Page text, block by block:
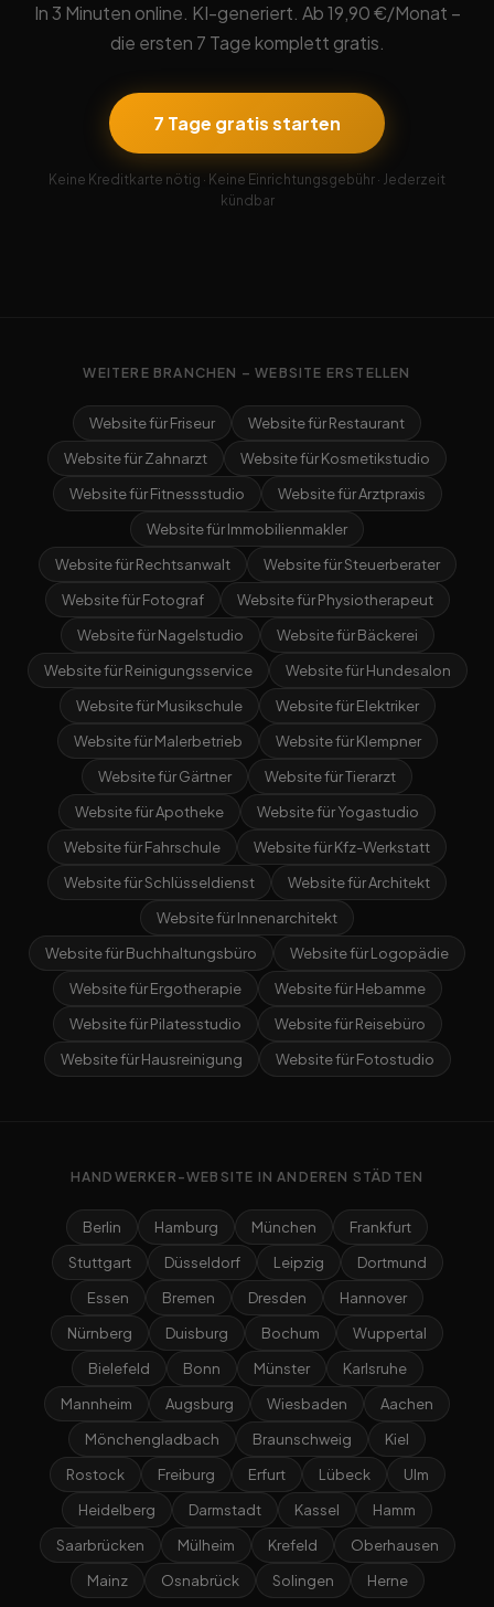
In 3 Minuten online. KI-generiert. Ab 19,90 €/Monat –
die ersten 7 Tage komplett gratis.
7 Tage gratis starten
Keine Kreditkarte nötig · Keine Einrichtungsgebühr · Jederzeit
kündbar
WEITERE BRANCHEN – WEBSITE ERSTELLEN
Website für Friseur
Website für Restaurant
Website für Zahnarzt
Website für Kosmetikstudio
Website für Fitnessstudio
Website für Arztpraxis
Website für Immobilienmakler
Website für Rechtsanwalt
Website für Steuerberater
Website für Fotograf
Website für Physiotherapeut
Website für Nagelstudio
Website für Bäckerei
Website für Reinigungsservice
Website für Hundesalon
Website für Musikschule
Website für Elektriker
Website für Malerbetrieb
Website für Klempner
Website für Gärtner
Website für Tierarzt
Website für Apotheke
Website für Yogastudio
Website für Fahrschule
Website für Kfz-Werkstatt
Website für Schlüsseldienst
Website für Architekt
Website für Innenarchitekt
Website für Buchhaltungsbüro
Website für Logopädie
Website für Ergotherapie
Website für Hebamme
Website für Pilatesstudio
Website für Reisebüro
Website für Hausreinigung
Website für Fotostudio
HANDWERKER-WEBSITE IN ANDEREN STÄDTEN
Berlin Hamburg München
Frankfurt
Stuttgart
Düsseldorf Leipzig
Dortmund
Essen
Bremen Dresden
Hannover
Nürnberg
Duisburg Bochum
Wuppertal
Bielefeld
Bonn Münster
Karlsruhe
Mannheim
Augsburg Wiesbaden
Aachen
Mönchengladbach
Braunschweig
Kiel
Rostock
Freiburg Erfurt Lübeck
Ulm
Heidelberg
Darmstadt Kassel
Hamm
Saarbrücken
Mülheim Krefeld
Oberhausen
Mainz
Osnabrück Solingen Herne